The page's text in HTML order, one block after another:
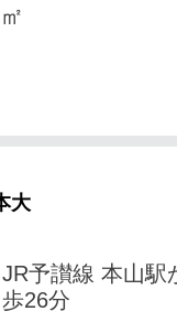
大
JR予讃線 本山駅
歩26分